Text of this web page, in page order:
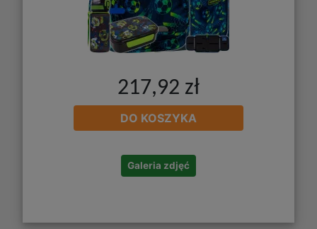
217,92 zł
DO KOSZYKA
Galeria zdjęć